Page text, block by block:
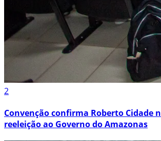
2
Convenção confirma Roberto Cidade
reeleição ao Governo do Amazonas